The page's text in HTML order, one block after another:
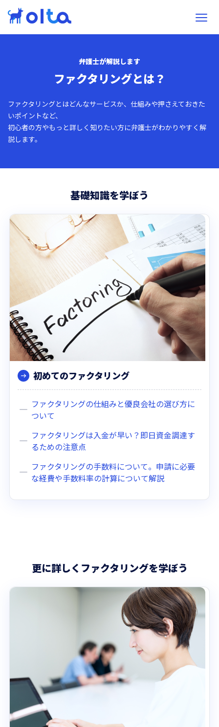
弁護士が解説します
ファクタリングとは？
ファクタリングとはどんなサービスか、仕組みや押さえておきた
いポイントなど、
初心者の方やもっと詳しく知りたい方に弁護士がわかりやすく解
説します。
基礎知識を学ぼう
初めてのファクタリング
ファクタリングの仕組みと優良会社の選び方に
ついて
ファクタリングは入金が早い？即日資金調達す
るための注意点
ファクタリングの手数料について。申請に必要
な経費や手数料率の計算について解説
更に詳しくファクタリングを学ぼう